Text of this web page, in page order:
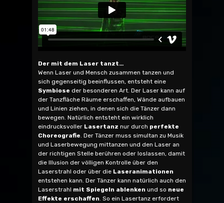
Der mit dem Laser tanzt…
Wenn Laser und Mensch zusammen tanzen und
sich gegenseitig beeinflussen, entsteht eine
Symbiose der besonderen Art. Der Laser kann auf
der Tanzfläche Räume erschaffen, Wände aufbauen
und Linien ziehen, in denen sich die Tänzer dann
bewegen. Natürlich entsteht ein wirklich
eindrucksvoller Lasertanz nur durch perfekte
Choreografie. Der Tänzer muss simultan zu Musik
und Laserbewegung mittanzen und den Laser an
der richtigen Stelle berühren oder loslassen, damit
die Illusion der völligen Kontrolle über den
Laserstrahl oder über die Laseranimationen
entstehen kann. Der Tänzer kann natürlich auch den
Laserstrahl mit Spiegeln ablenken und so neue
Effekte erschaffen. So ein Lasertanz erfordert